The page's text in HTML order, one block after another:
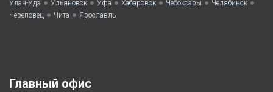
Улан-Удэ • Ульяновск • Уфа • Хабаровск • Чебоксары • Челябинск •
Череповец • Чита • Ярославль
Главный офис